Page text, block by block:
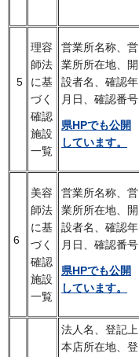
5
理容
師法
に基
づく
確認
施設
一覧
営業所名称、営
業所所在地、開
設者名、確認年
月日、確認番号
県HPでも公開
しています。
6
美容
師法
に基
づく
確認
施設
一覧
営業所名称、営
業所所在地、開
設者名、確認年
月日、確認番号
県HPでも公開
しています。
法人名、登記上
本店所在地、登